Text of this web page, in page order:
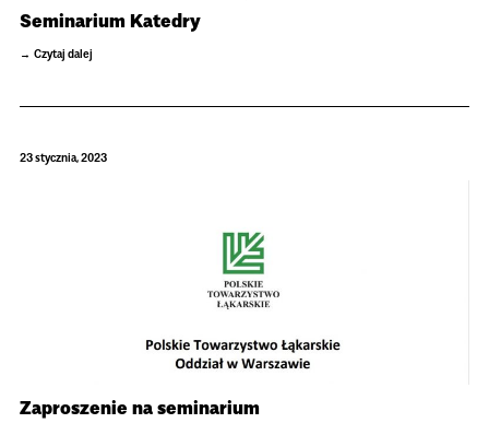
Seminarium Katedry
Czytaj dalej
23 stycznia, 2023
Zaproszenie na seminarium